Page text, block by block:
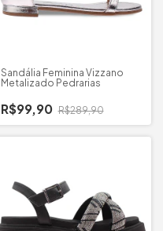
Sandália Feminina Vizzano
Metalizado Pedrarias
R$99,90 R$289,90